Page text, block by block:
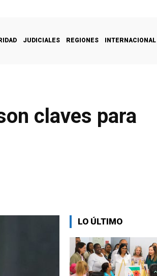
JUDICIALES REGIONES INTERNACIONAL
claves para
LO ÚLTIMO